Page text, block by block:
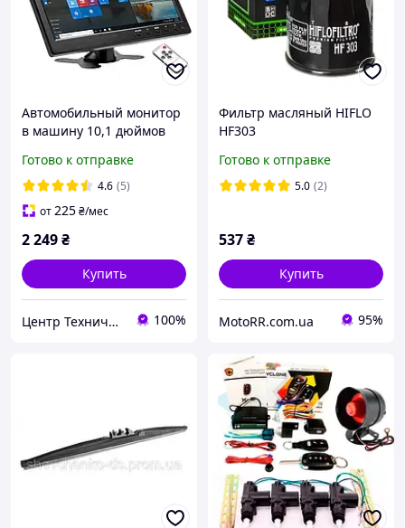
Автомобильный монитор
в машину 10,1 дюймов
1024х600, VGA, BNC, USB,
HDMI, AV
Готово к отправке
4.6 (5)
от225₴/мес
2 249₴
Купить
Центр Технической Безопасности 100%
Фильтр масляный HIFLO
HF303
Готово к отправке
5.0 (2)
537₴
Купить
MotoRR.com.ua 95%